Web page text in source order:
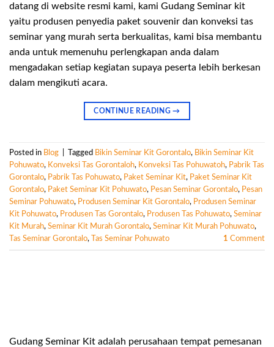
datang di website resmi kami, kami Gudang Seminar kit
yaitu produsen penyedia paket souvenir dan konveksi tas
seminar yang murah serta berkualitas, kami bisa membantu
anda untuk memenuhu perlengkapan anda dalam
mengadakan setiap kegiatan supaya peserta lebih berkesan
dalam mengikuti acara.
CONTINUE READING→
Posted in Blog Tagged Bikin Seminar Kit Gorontalo, Bikin Seminar Kit
Pohuwato, Konveksi Tas Gorontaloh, Konveksi Tas Pohuwatoh, Pabrik Tas
Gorontalo, Pabrik Tas Pohuwato, Paket Seminar Kit, Paket Seminar Kit
Gorontalo, Paket Seminar Kit Pohuwato, Pesan Seminar Gorontalo, Pesan
Seminar Pohuwato, Produsen Seminar Kit Gorontalo, Produsen Seminar
Kit Pohuwato, Produsen Tas Gorontalo, Produsen Tas Pohuwato, Seminar
Kit Murah, Seminar Kit Murah Gorontalo, Seminar Kit Murah Pohuwato,
Tas Seminar Gorontalo, Tas Seminar Pohuwato 1 Comment
Gudang Seminar Kit adalah perusahaan tempat pemesanan